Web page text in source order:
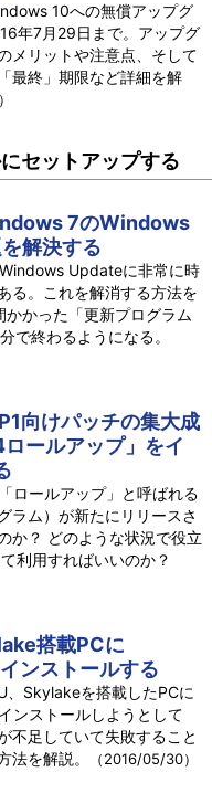
10への無償アップグ
年7月29日まで。アップグ
メリットや注意点、そして
最終」期限など詳細を解
セットアップする
7のWindows
解決する
Updateに非常に時
る。これを解消する方法を
かった「更新プログラム
で終わるようになる。
向けパッチの集大成
ールアップ」をイ
ロールアップ」と呼ばれる
ラム）が新たにリリースさ
か？ どのような状況で役立
利用すればいいのか？
搭載PCに
ンストールする
、Skylakeを搭載したPCに
ンストールしようとして
不足していて失敗すること
法を解説。
（2016/05/30）